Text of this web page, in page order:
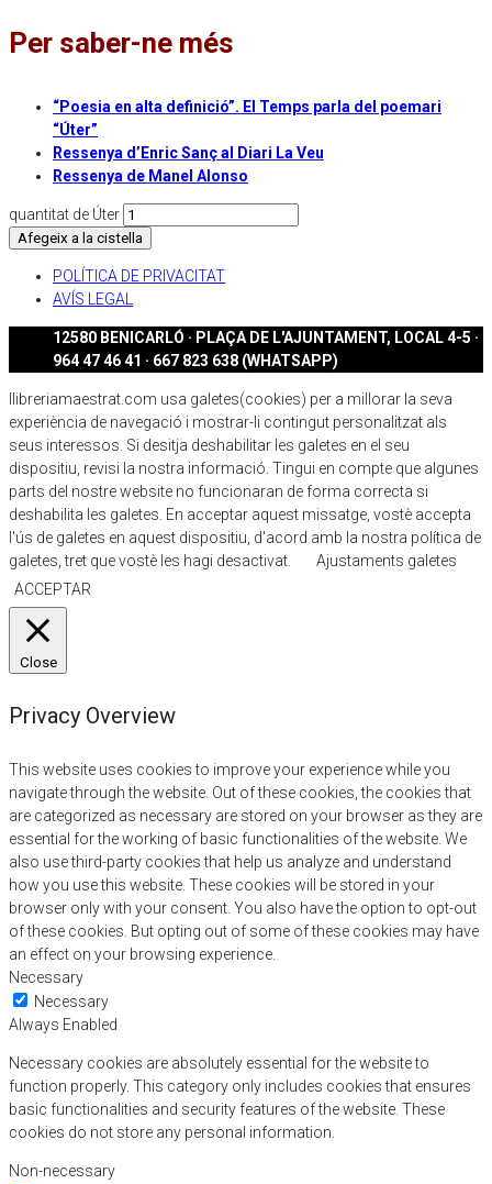
Per saber-ne més
“Poesia en alta definició”. El Temps parla del poemari
“Úter”
Ressenya d’Enric Sanç al Diari La Veu
Ressenya de Manel Alonso
quantitat de Úter
Afegeix a la cistella
POLÍTICA DE PRIVACITAT
AVÍS LEGAL
12580 BENICARLÓ · PLAÇA DE L'AJUNTAMENT, LOCAL 4-5 ·
964 47 46 41 · 667 823 638 (WHATSAPP)
llibreriamaestrat.com usa galetes(cookies) per a millorar la seva
experiència de navegació i mostrar-li contingut personalitzat als
seus interessos. Si desitja deshabilitar les galetes en el seu
dispositiu, revisi la nostra informació. Tingui en compte que algunes
parts del nostre website no funcionaran de forma correcta si
deshabilita les galetes. En acceptar aquest missatge, vostè accepta
l'ús de galetes en aquest dispositiu, d'acord amb la nostra política de
galetes, tret que vostè les hagi desactivat.
Ajustaments galetes
ACCEPTAR
Close
Privacy Overview
This website uses cookies to improve your experience while you
navigate through the website. Out of these cookies, the cookies that
are categorized as necessary are stored on your browser as they are
essential for the working of basic functionalities of the website. We
also use third-party cookies that help us analyze and understand
how you use this website. These cookies will be stored in your
browser only with your consent. You also have the option to opt-out
of these cookies. But opting out of some of these cookies may have
an effect on your browsing experience.
Necessary
Necessary
Always Enabled
Necessary cookies are absolutely essential for the website to
function properly. This category only includes cookies that ensures
basic functionalities and security features of the website. These
cookies do not store any personal information.
Non-necessary